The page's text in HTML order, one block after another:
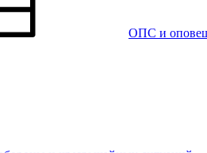
ОПС и